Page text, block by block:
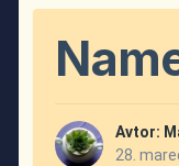
Avtor:
28.